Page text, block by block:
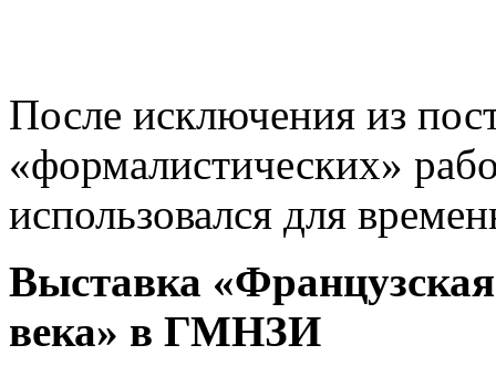
После исключения из
«формалистических»
использовался для
Выставка
века» в ГМНЗИ